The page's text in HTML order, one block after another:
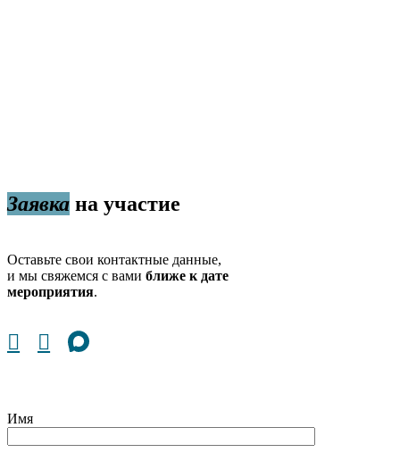
Заявка на участие
Оставьте свои контактные данные,
и мы свяжемся с вамиближе к дате
мероприятия.
Имя